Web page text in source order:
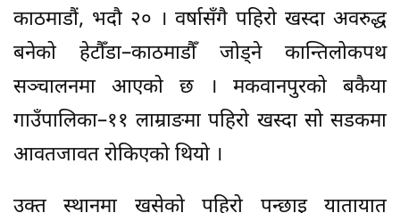
काठमाडौं, भदौ २० । वर्षासँगै पहिरो खस्दा अवरुद्ध
बनेको हेटौँडा–काठमाडौँ जोड्ने कान्तिलोकपथ
सञ्चालनमा आएको छ । मकवानपुरको बकैया
गाउँपालिका–११ लाम्राङमा पहिरो खस्दा सो सडकमा
आवतजावत रोकिएको थियो ।
उक्त स्थानमा खसेको पहिरो पन्छाइ यातायात